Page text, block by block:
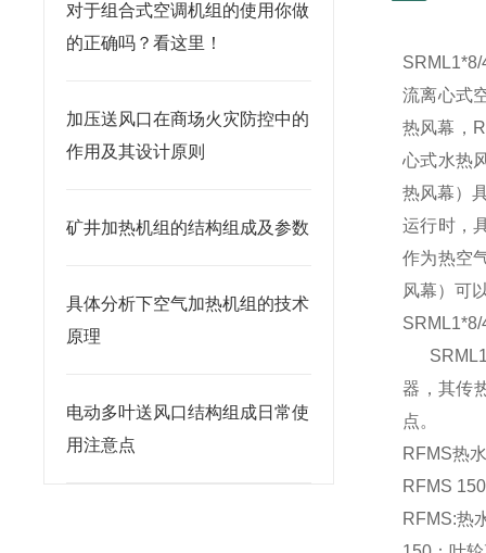
对于组合式空调机组的使用你做
的正确吗？看这里！
加压送风口在商场火灾防控中的
作用及其设计原则
矿井加热机组的结构组成及参数
具体分析下空气加热机组的技术
原理
电动多叶送风口结构组成日常使
用注意点
流离心式
热风幕，
心式水热
热风幕）
运行时，
作为热空
风幕）可
器，其传
点。
RFMS热
RFMS
RFMS:热